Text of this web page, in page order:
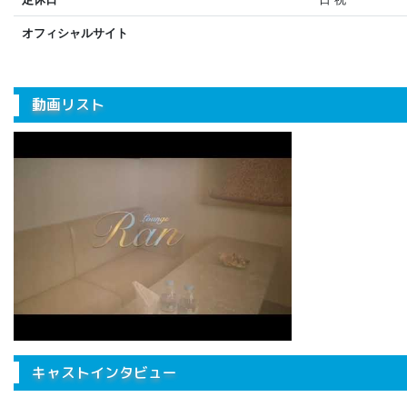
オフィシャルサイト
動画リスト
キャストインタビュー